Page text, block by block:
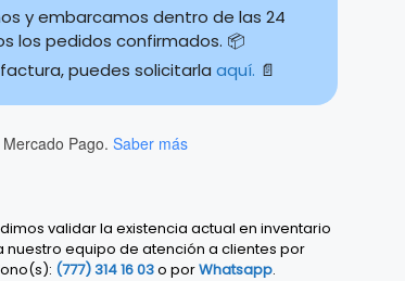
y embarcamos dentro de las 24
los pedidos confirmados. 📦
puedes solicitarla aquí. 📄
Pago. Saber más
validar la existencia actual en inventario
equipo de atención a clientes por
(777) 314 16 03o porWhatsapp.